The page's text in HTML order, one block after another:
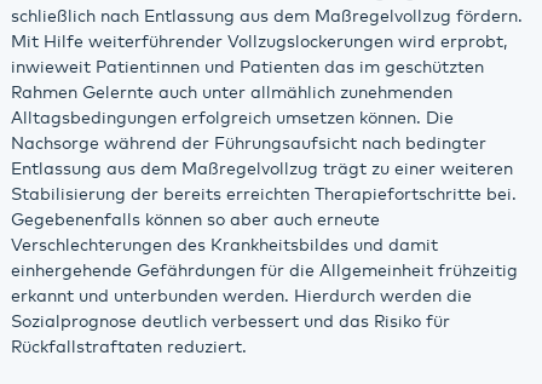
schließlich nach Entlassung aus dem Maßregelvollzug fördern.
Mit Hilfe weiterführender Vollzugslockerungen wird erprobt,
inwieweit Patientinnen und Patienten das im geschützten
Rahmen Gelernte auch unter allmählich zunehmenden
Alltagsbedingungen erfolgreich umsetzen können. Die
Nachsorge während der Führungsaufsicht nach bedingter
Entlassung aus dem Maßregelvollzug trägt zu einer weiteren
Stabilisierung der bereits erreichten Therapiefortschritte bei.
Gegebenenfalls können so aber auch erneute
Verschlechterungen des Krankheitsbildes und damit
einhergehende Gefährdungen für die Allgemeinheit frühzeitig
erkannt und unterbunden werden. Hierdurch werden die
Sozialprognose deutlich verbessert und das Risiko für
Rückfallstraftaten reduziert.